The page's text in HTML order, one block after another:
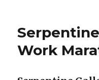
Work